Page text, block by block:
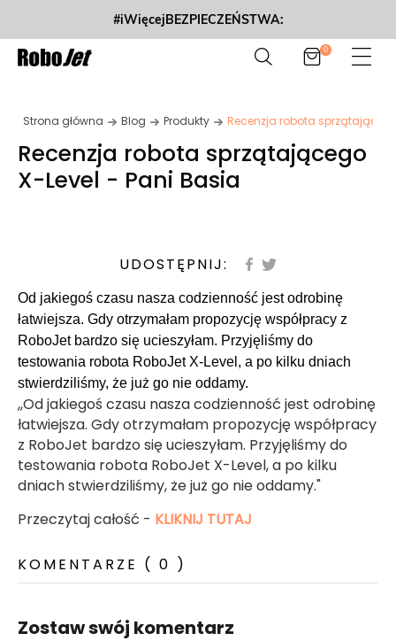
#iWięcejBEZPIECZEŃSTWA:
0
Strona główna Blog Produkty Recenzja robota
Recenzja robota sprzątającego
X-Level - Pani Basia
UDOSTĘPNIJ:
Od jakiegoś czasu nasza codzienność jest odrobinę
łatwiejsza. Gdy otrzymałam propozycję współpracy z
RoboJet bardzo się ucieszyłam. Przyjęliśmy do
testowania robota RoboJet X-Level, a po kilku dniach
stwierdziliśmy, że już go nie oddamy.
,,Od jakiegoś czasu nasza codzienność jest odrobinę
łatwiejsza. Gdy otrzymałam propozycję współpracy
z RoboJet bardzo się ucieszyłam. Przyjęliśmy do
testowania robota RoboJet X-Level, a po kilku
dniach stwierdziliśmy, że już go nie oddamy."
Przeczytaj całość - KLIKNIJ TUTAJ
KOMENTARZE ( 0 )
Zostaw swój komentarz